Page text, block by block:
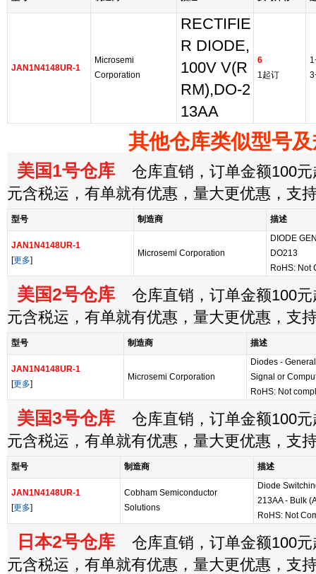
JAN1N4148UR-1
Microsemi
Corporation
RECTIFIE
R DIODE,
100V V(R
RM),DO-2
13AA
6
1起订
其他仓库类似型号
美国1号仓库 仓库直销，订单金额100元
元含税运，有单就有优惠，量大更优惠，支
型号 制造商 描述
JAN1N4148UR-1
[更多]
Microsemi Corporation
DIODE
DO213
RoHS: Not
美国2号仓库 仓库直销，订单金额100元
元含税运，有单就有优惠，量大更优惠，支
型号 制造商 描述
JAN1N4148UR-1
[更多]
Microsemi Corporation
Diodes -
Signal or
RoHS: Not
美国3号仓库 仓库直销，订单金额100元
元含税运，有单就有优惠，量大更优惠，支
型号 制造商 描述
JAN1N4148UR-1
[更多]
Cobham Semiconductor
Solutions
Diode
213AA - Bulk
RoHS: Not
日本2号仓库 仓库直销，订单金额100元
元含税运，有单就有优惠，量大更优惠，支